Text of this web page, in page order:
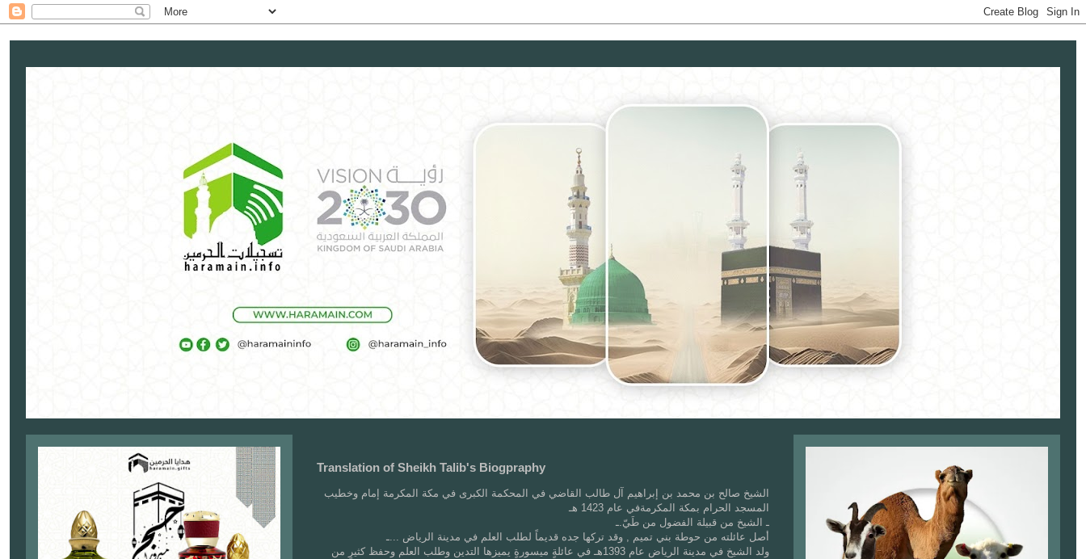
Translation of Sheikh Talib's Biogpraphy
الشيخ صالح بن محمد بن إبراهيم آل طالب القاضي في المحكمة الكبرى في مكة المكرمة إمام وخطيب
المسجد الحرام بمكة المكرمةفي عام 1423 هـ
ـ الشيخ من قبيلة الفضول من طَيّ.ـ
أصل عائلته من حوطة بني تميم , وقد تركها جده قديماً لطلب العلم في مدينة الرياض ...ـ
ولد الشيخ في مدينة الرياض عام 1393هـ في عائلةٍ ميسورةٍ يميزها التدين وطلب العلم وحفظ كثيرٍ من